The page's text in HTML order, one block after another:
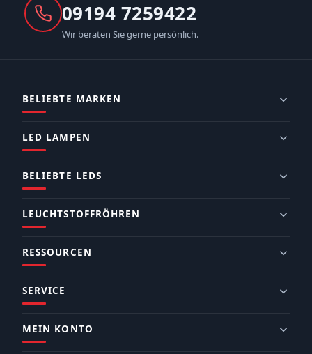
09194 7259422
Wir beraten Sie gerne persönlich.
BELIEBTE MARKEN
LED LAMPEN
BELIEBTE LEDS
LEUCHTSTOFFRÖHREN
RESSOURCEN
SERVICE
MEIN KONTO